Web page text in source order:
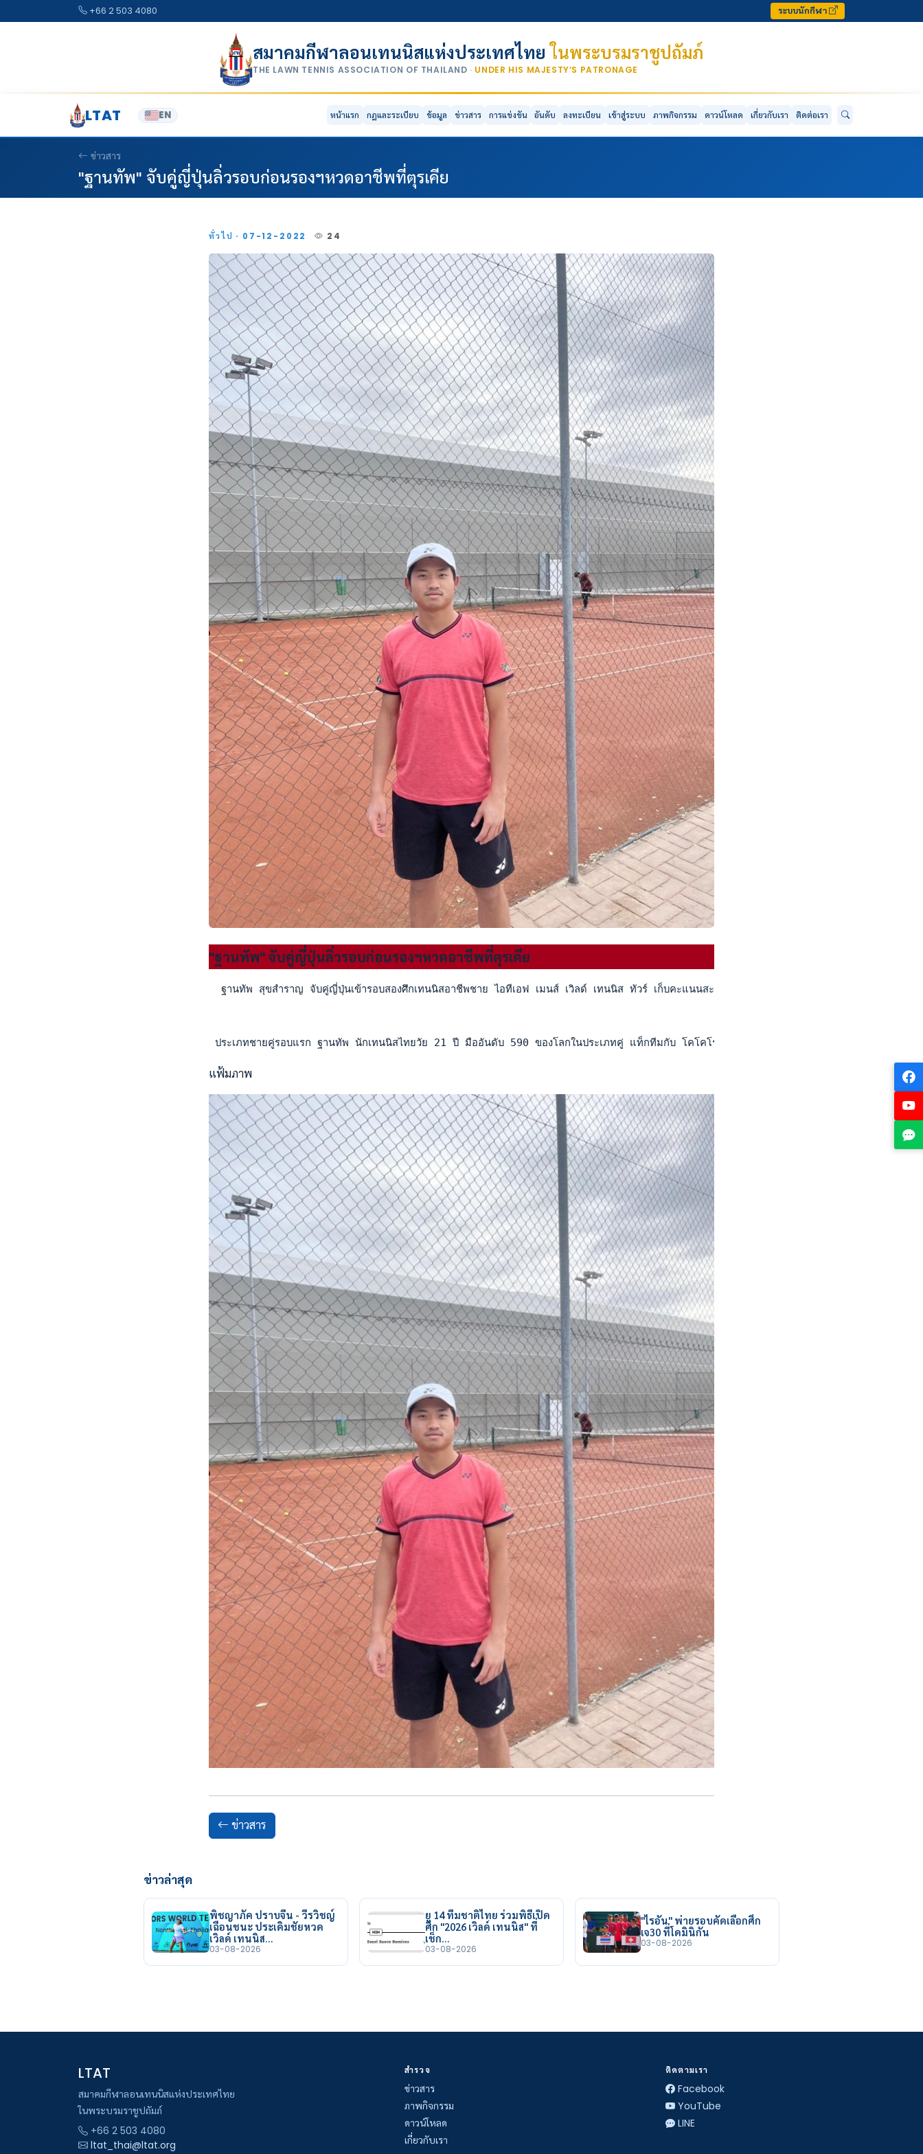
+66 2 503 4080 ระบบนักกีฬา
สมาคมกีฬาลอนเทนนิสแห่งประเทศไทยในพระบรมราชูปถัมภ์
THE LAWN TENNIS ASSOCIATION OF THAILAND · UNDER HIS MAJESTY’S PATRONAGE
LTAT EN หน้าแรก กฎและระเบียบ ข้อมูล ข่าวสาร การแข่งขัน อันดับ ลงทะเบียน เข้าสู่ระบบ ภาพกิจกรรม ดาวน์โหลด เกี่ยวกับเรา ติดต่อเรา
ข่าวสาร
"ฐานทัพ" จับคู่ญี่ปุ่นลิ่วรอบก่อนรองฯหวดอาชีพที่ตุรเคีย
ทั่วไป · 07-12-2022 24
"ฐานทัพ" จับคู่ญี่ปุ่นลิ่วรอบก่อนรองฯหวดอาชีพที่ตุรเคีย
ฐานทัพ สุขสำราญ จับคู่ญี่ปุ่นเข้ารอบสองศึกเทนนิสอาชีพชาย ไอทีเอฟ เมนส์ เวิลด์ เทนนิส ทัวร์ เก็บคะแนนสะสมอันดับโลก รายการ เอ็ม 15 อันตัลยา
ประเภทชายคู่รอบแรก ฐานทัพ นักเทนนิสไทยวัย 21 ปี มืออันดับ 590 ของโลกในประเภทคู่ แท็กทีมกับ โคโคโระ อิโซมูระ จากญี่ปุ่น ช่วยกันหวดเอาช
แฟ้มภาพ
ข่าวสาร
ข่าวล่าสุด
พิชญาภัค ปราบจีน - วีรวิชญ์
เฉือนชนะ ประเดิมชัยหวด
เวิลด์ เทนนิส…
03-08-2026
ยู 14 ทีมชาติไทย ร่วมพิธีเปิด
ศึก "2026 เวิลด์ เทนนิส" ที่
เช็ก…
03-08-2026
"ไรอัน" พ่ายรอบคัดเลือกศึก
เจ30 ที่โดมินิกัน
03-08-2026
LTAT
สมาคมกีฬาลอนเทนนิสแห่งประเทศไทย
ในพระบรมราชูปถัมภ์
+66 2 503 4080
ltat_thai@ltat.org
สำรวจ
ข่าวสาร
ภาพกิจกรรม
ดาวน์โหลด
เกี่ยวกับเรา
ติดตามเรา
Facebook
YouTube
LINE